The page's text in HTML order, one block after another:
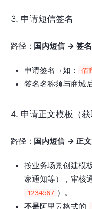
3. 申请短信签名
路径： 国内短信 → 签
申请签名（如： 佰
签名名称须与商城
4. 申请正文模板（获
路径： 国内短信 → 正
按业务场景创建模
家通知等），审核
1234567 ）。
不是阿里云格式的